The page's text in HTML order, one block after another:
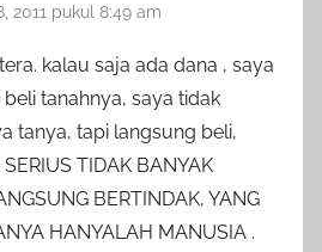
2011 pukul 8:49 am
kalau saja ada dana , saya
tanahnya, saya tidak
tanya, tapi langsung beli,
TIDAK BANYAK
BERTINDAK, YANG
HANYALAH MANUSIA .